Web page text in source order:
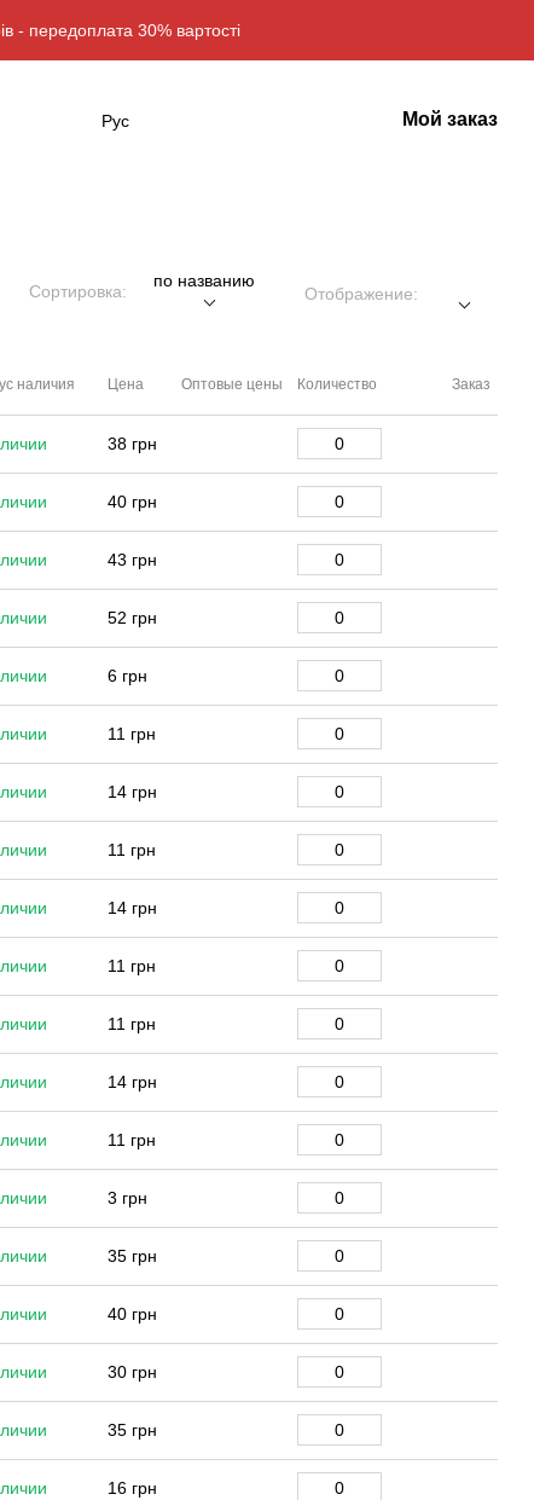
- передоплата 30% вартості
Рус Мой заказ
Сортировка:
по названию
Отображение:
наличия Цена Оптовые цены Количество Заказ
38 грн
40 грн
43 грн
52 грн
6 грн
11 грн
14 грн
11 грн
14 грн
11 грн
11 грн
14 грн
11 грн
3 грн
35 грн
40 грн
30 грн
35 грн
16 грн